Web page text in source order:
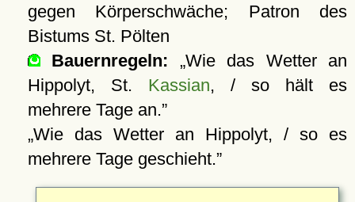
gegen Körperschwäche; Patron des
Bistums St. Pölten
Bauernregeln:
Wie das Wetter an
Hippolyt, St. Kassian, / so hält es
mehrere Tage an.
Wie das Wetter an Hippolyt, / so es
mehrere Tage geschieht.